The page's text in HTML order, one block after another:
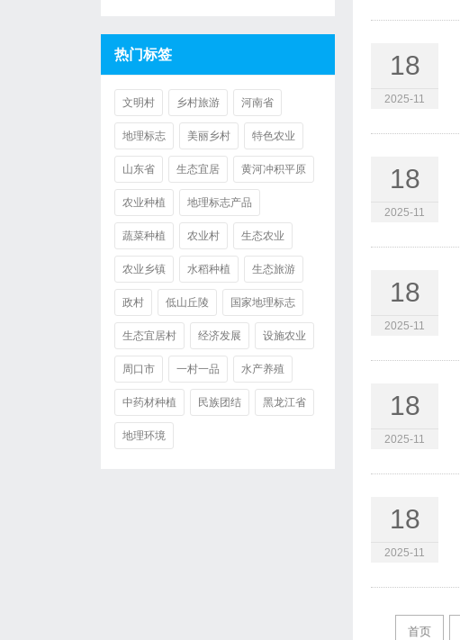
18
2025-11
18
2025-11
18
2025-11
18
2025-11
18
2025-11
首页
热门标签
文明村 乡村旅游 河南省
地理标志 美丽乡村 特色农业
山东省 生态宜居 黄河冲积平原
农业种植 地理标志产品
蔬菜种植 农业村 生态农业
农业乡镇 水稻种植 生态旅游
政村 低山丘陵 国家地理标志
生态宜居村 经济发展 设施农业
周口市 一村一品 水产养殖
中药材种植 民族团结 黑龙江省
地理环境